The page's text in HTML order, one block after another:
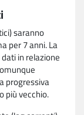
saranno
per 7 anni. La
in relazione
progressiva
più vecchio.